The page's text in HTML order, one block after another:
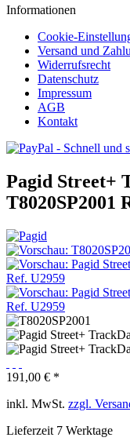
Informationen
Cookie-
Versand und
Widerrufsrecht
Datenschutz
Impressum
AGB
Kontakt
Pagid Street+
T8020SP2001
191,00 € *
inkl. MwSt. zzgl.
Lieferzeit 7 Werktage